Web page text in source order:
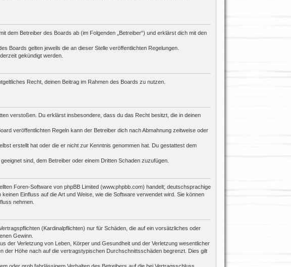
dem Betreiber des Boards ab (im Folgenden „Betreiber“) und erklärst dich mit den
Boards gelten jeweils die an dieser Stelle veröffentlichten Regelungen.
gekündigt werden.
Recht, deinen Beitrag im Rahmen des Boards zu nutzen.
verstoßen. Du erklärst insbesondere, dass du das Recht besitzt, die in deinen
veröffentlichten Regeln kann der Betreiber dich nach Abmahnung zeitweise oder
erstellt hat oder die er nicht zur Kenntnis genommen hat. Du gestattest dem
sind, dem Betreiber oder einem Dritten Schaden zuzufügen.
Foren-Software von phpBB Limited (www.phpbb.com) handelt; deutschsprachige
Einfluss auf die Art und Weise, wie die Software verwendet wird. Sie können
nehmen.
(Kardinalpflichten) nur für Schäden, die auf ein vorsätzliches oder
Gewinn.
der Verletzung von Leben, Körper und Gesundheit und der Verletzung wesentlicher
der Höhe nach auf die vertragstypischen Durchschnittsschäden begrenzt. Dies gilt